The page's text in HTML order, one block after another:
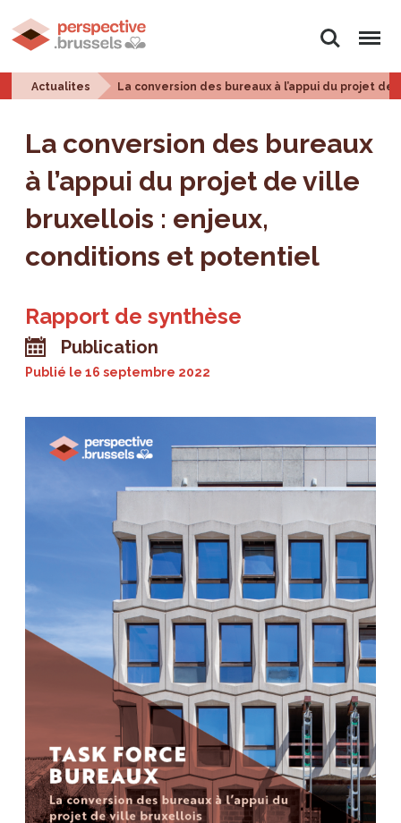
Rechercher
Menu
Actualites La conversion des bureaux à l’appui du projet
La conversion des bureaux
à l’appui du projet de ville
bruxellois : enjeux,
conditions et potentiel
Rapport de synthèse
Publication
Publié le16 septembre 2022